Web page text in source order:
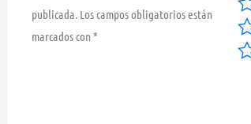
publicada. Los campos obligatorios están
marcados con *